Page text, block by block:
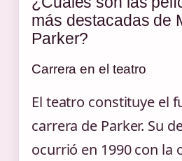
más destacadas de
Parker?
Carrera en el teatro
El teatro constituye el
carrera de Parker. Su
ocurrió en 1990 con la